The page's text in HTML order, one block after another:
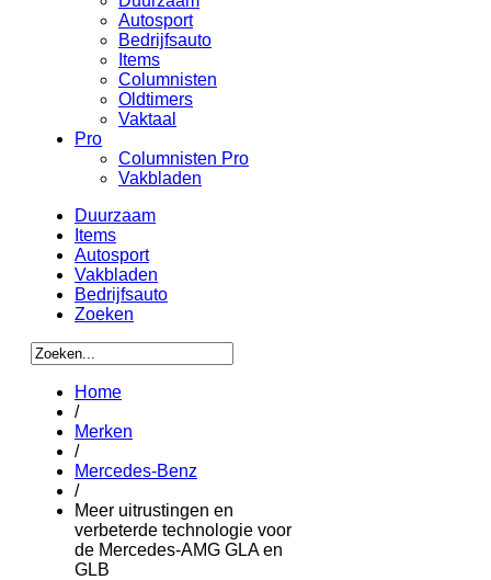
Autosport
Bedrijfsauto
Items
Columnisten
Oldtimers
Vaktaal
Pro
Columnisten Pro
Vakbladen
Duurzaam
Items
Autosport
Vakbladen
Bedrijfsauto
Zoeken
Home
/
Merken
/
Mercedes-Benz
/
Meer uitrustingen en
verbeterde technologie voor
de Mercedes-AMG GLA en
GLB